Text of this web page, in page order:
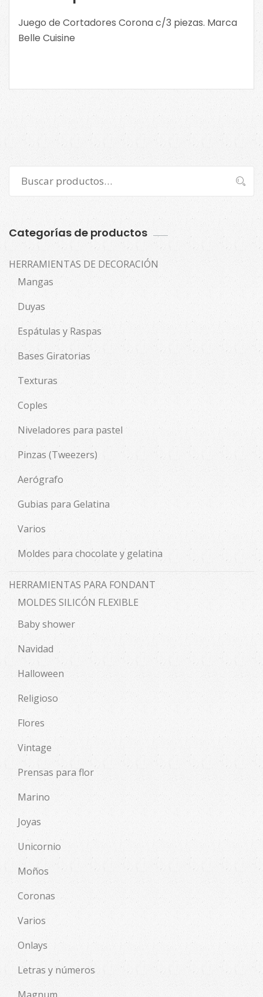
Juego de Cortadores Corona c/3 piezas. Marca
Belle Cuisine
por:
Buscar
Categorías de productos
HERRAMIENTAS DE DECORACIÓN
Mangas
Duyas
Espátulas y Raspas
Bases Giratorias
Texturas
Coples
Niveladores para pastel
Pinzas (Tweezers)
Aerógrafo
Gubias para Gelatina
Varios
Moldes para chocolate y gelatina
HERRAMIENTAS PARA FONDANT
MOLDES SILICÓN FLEXIBLE
Baby shower
Navidad
Halloween
Religioso
Flores
Vintage
Prensas para flor
Marino
Joyas
Unicornio
Moños
Coronas
Varios
Onlays
Letras y números